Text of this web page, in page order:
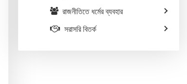
রাজনীতিতে ধর্মের ব্যবহার
সরাসরি বিতর্ক